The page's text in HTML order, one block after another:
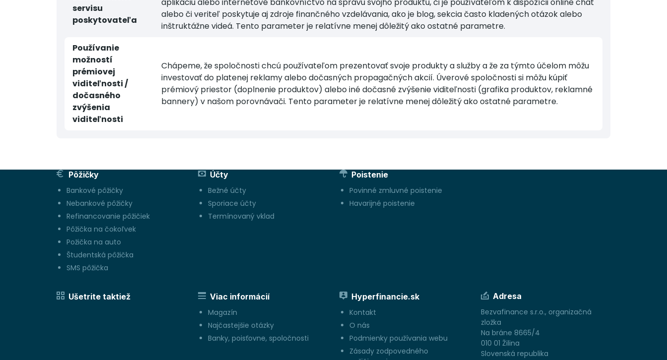
servisu
poskytovateľa
alebo či veriteľ poskytuje aj zdroje finančného vzdelávania, ako je blog, sekcia často kladených otázok alebo
inštruktážne videá. Tento parameter je relatívne menej dôležitý ako ostatné parametre.
Používanie
možností
prémiovej
viditeľnosti /
dočasného
zvýšenia
viditeľnosti
Chápeme, že spoločnosti chcú používateľom prezentovať svoje produkty a služby a že za týmto účelom môžu
investovať do platenej reklamy alebo dočasných propagačných akcií. Úverové spoločnosti si môžu kúpiť
prémiový priestor (doplnenie produktov) alebo iné dočasné zvýšenie viditeľnosti (grafika produktov, reklamné
bannery) v našom porovnávači. Tento parameter je relatívne menej dôležitý ako ostatné parametre.
Pôžičky
Bankové pôžičky
Nebankové pôžičky
Refinancovanie pôžičiek
Pôžička na čokoľvek
Požička na auto
Študentská pôžička
SMS pôžička
Účty
Bežné účty
Sporiace účty
Termínovaný vklad
Poistenie
Povinné zmluvné poistenie
Havarijné poistenie
Ušetrite taktiež
Viac informácií
Magazín
Najčastejšie otázky
Banky, poisťovne, spoločnosti
Hyperfinancie.sk
Kontakt
O nás
Podmienky používania webu
Zásady zodpovedného
Adresa
Bezvafinance s.r.o., organizačná
zložka
Na bráne 8665/4
010 01 Žilina
Slovenská republika